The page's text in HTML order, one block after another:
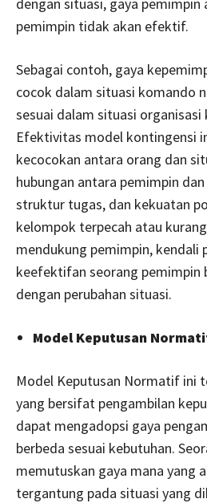
pemimpin tidak akan efektif.
Sebagai contoh, gaya
cocok dalam situasi komando
sesuai dalam situasi organisasi
Efektivitas model kontingensi
kecocokan antara orang dan
hubungan antara pemimpin
struktur tugas, dan kekuatan
kelompok terpecah atau
mendukung pemimpin, kendali
keefektifan seorang pemimpin
dengan perubahan situasi.
Model Keputusan
Model Keputusan Normatif ini
yang bersifat pengambilan
dapat mengadopsi gaya
berbeda sesuai kebutuhan.
memutuskan gaya mana yang
tergantung pada situasi yang